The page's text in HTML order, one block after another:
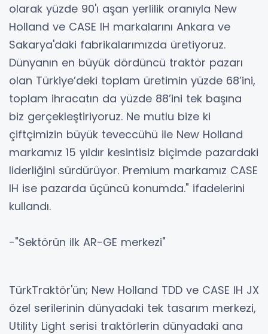
olarak yüzde 90'ı aşan yerlilik oranıyla New
Holland ve CASE IH markalarını Ankara ve
Sakarya'daki fabrikalarımızda üretiyoruz.
Dünyanın en büyük dördüncü traktör pazarı
olan Türkiye’deki toplam üretimin yüzde 68’ini,
toplam ihracatın da yüzde 88’ini tek başına
biz gerçekleştiriyoruz. Ne mutlu bize ki
çiftçimizin büyük teveccühü ile New Holland
markamız 15 yıldır kesintisiz biçimde pazardaki
liderliğini sürdürüyor. Premium markamız CASE
IH ise pazarda üçüncü konumda." ifadelerini
kullandı.
-"Sektörün ilk AR-GE merkezi"
TürkTraktör'ün; New Holland TDD ve CASE IH JX
özel serilerinin dünyadaki tek tasarım merkezi,
Utility Light serisi traktörlerin dünyadaki ana